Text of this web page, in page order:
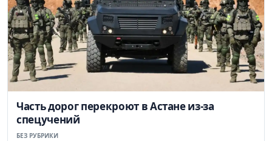
Часть дорог перекроют в Астане из-за
спецучений
БЕЗ РУБРИКИ